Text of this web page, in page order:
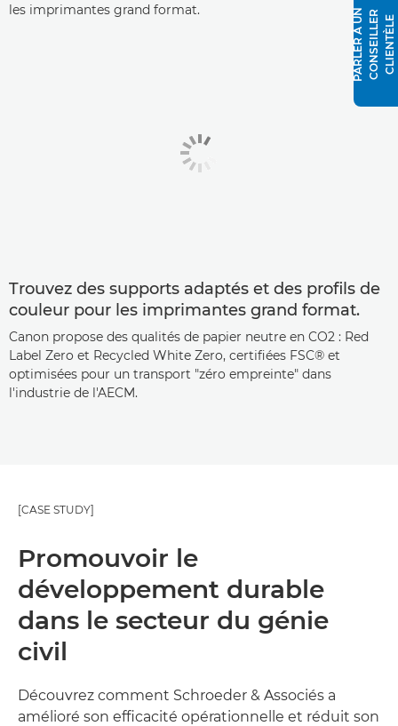
les imprimantes grand format.
Trouvez des supports adaptés et des profils de
couleur pour les imprimantes grand format.
Canon propose des qualités de papier neutre en CO2 : Red
Label Zero et Recycled White Zero, certifiées FSC® et
optimisées pour un transport "zéro empreinte" dans
l'industrie de l'AECM.
[CASE STUDY]
Promouvoir le
développement durable
dans le secteur du génie
civil
Découvrez comment Schroeder & Associés a
amélioré son efficacité opérationnelle et réduit son
P
A
R
L
E
R
À U
N
C
O
N
S
E
I
L
L
E
R
C
L
I
E
N
T
È
L E